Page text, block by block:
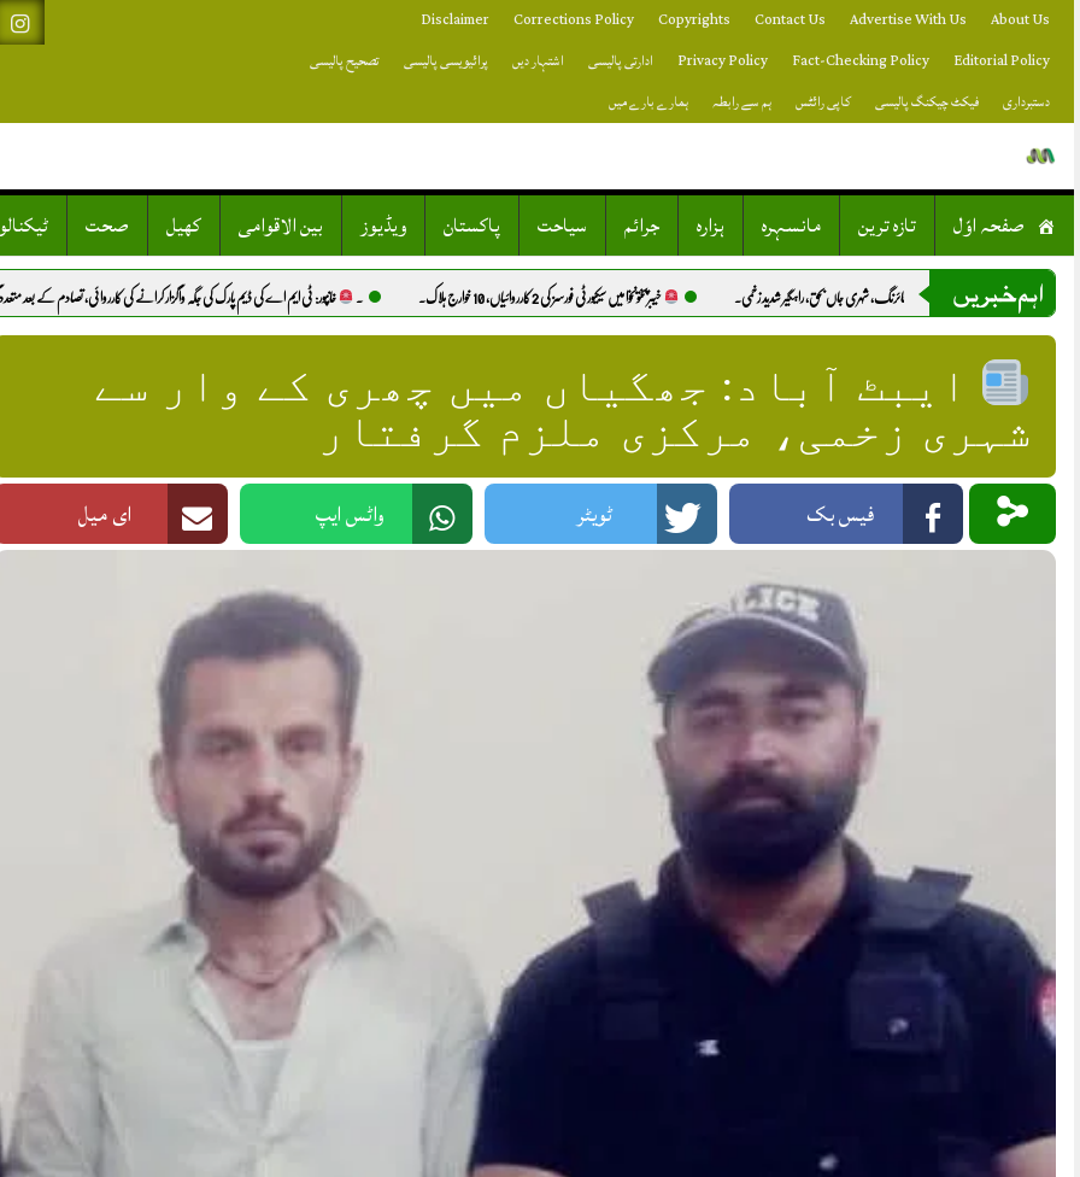
to
About Us
Advertise With Us
Contact Us
Copyrights
Corrections Policy
Disclaimer
Editorial Policy
Fact-Checking Policy
Privacy Policy ادارتی پالیسی اشتہار دیں پرائیویسی پالیسی
تصحیح پالیسی
دستبرداری
فیکٹ چیکنگ پالیسی کاپی رائٹس ہم سے رابطہ ہمارے بارے میں
صفحہ اوّل تازہ ترین مانسہرہ ہزارہ جرائم سیاحت پاکستان ویڈیوز بین الاقوامی کھیل صحت
اہم خبریں
رنجش پر فائرنگ، شہری جاں بحق، راہگیر شدید زخمی. خیبرپختونخوا میں سیکیورٹی فورسز کی 2 کارروائیاں، 10 خوارج ہلاک. ۔ خانپور: ٹی ایم اے کی ڈیم پارک کی جگہ واگزار کرانے کی کارروائی، تصادم کے بعد متعدد گرفتاریاں.
ایبٹ آباد: جھگیاں میں چھری کے وار سے
شہری زخمی، مرکزی ملزم گرفتار
فیس بک ٹویٹر واٹس ایپ ای میل